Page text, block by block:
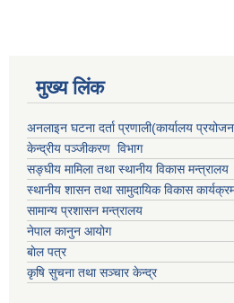
मुख्य लिंक
अनलाइन घटना दर्ता प्रणाली(कार्यालय
केन्द्रीय पञ्जीकरण विभाग
सङ्घीय मामिला तथा स्थानीय विकास मन्त्रालय
स्थानीय शासन तथा सामुदायिक विकास
सामान्य प्रशासन मन्त्रालय
नेपाल कानुन आयोग
बाेल पत्र
कृषि सुचना तथा सञ्चार केन्द्र